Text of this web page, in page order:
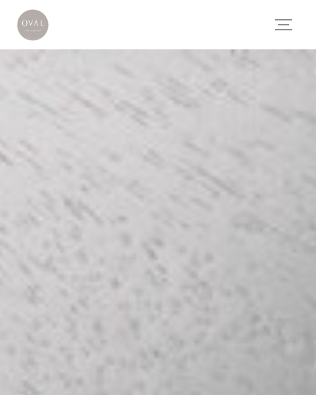
Panel for informasjonskapsler